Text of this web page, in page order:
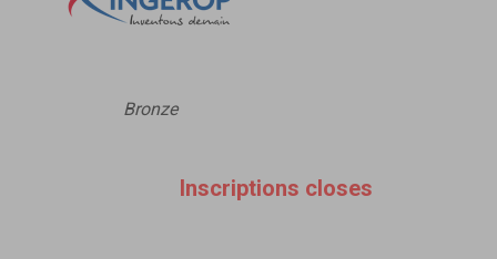
Bronze
Inscriptions closes